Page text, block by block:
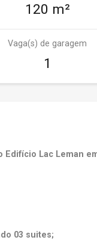
120 m²
Vaga(s) de garagem
1
Edifício Lac Leman
03 suites;